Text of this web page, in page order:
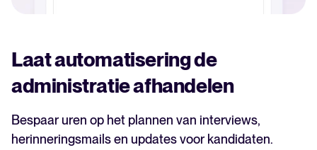
Laat automatisering de
administratie afhandelen
Bespaar uren op het plannen van interviews,
herinneringsmails en updates voor kandidaten.